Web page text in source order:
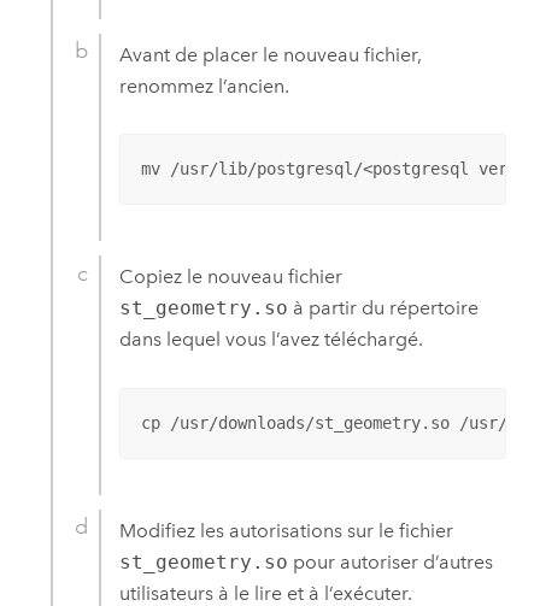
Avant de placer le nouveau fichier,
renommez l’ancien.
mv /usr/lib/postgresql/<postgresql
Copiez le nouveau fichier
st_geometry.so à partir du répertoire
dans lequel vous l’avez téléchargé.
cp /usr/downloads/st_geometry.so /usr/
Modifiez les autorisations sur le fichier
st_geometry.so pour autoriser d’autres
utilisateurs à le lire et à l’exécuter.